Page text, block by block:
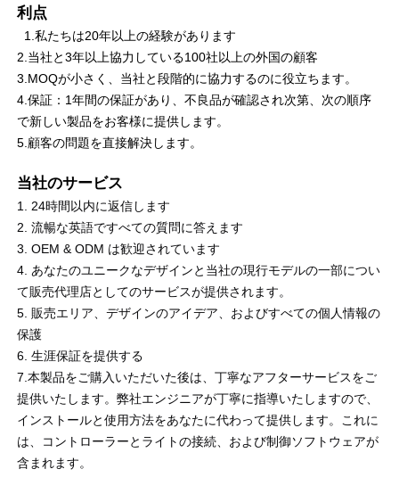
利点
1.私たちは20年以上の経験があります
2.当社と3年以上協力している100社以上の外国の顧客
3.MOQが小さく、当社と段階的に協力するのに役立ちます。
4.保証：1年間の保証があり、不良品が確認され次第、次の順序
で新しい製品をお客様に提供します。
5.顧客の問題を直接解決します。
当社のサービス
1. 24時間以内に返信します
2. 流暢な英語ですべての質問に答えます
3. OEM & ODM は歓迎されています
4. あなたのユニークなデザインと当社の現行モデルの一部につい
て販売代理店としてのサービスが提供されます。
5. 販売エリア、デザインのアイデア、およびすべての個人情報の
保護
6. 生涯保証を提供する
7.本製品をご購入いただいた後は、丁寧なアフターサービスをご
提供いたします。弊社エンジニアが丁寧に指導いたしますので、
インストールと使用方法をあなたに代わって提供します。これに
は、コントローラーとライトの接続、および制御ソフトウェアが
含まれます。